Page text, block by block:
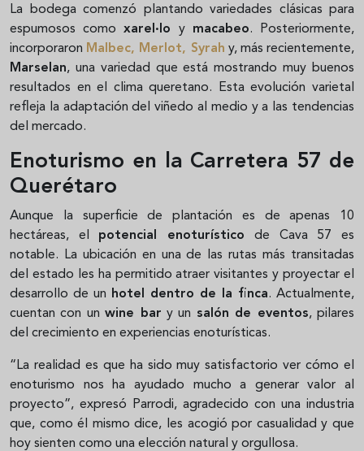
La bodega comenzó plantando variedades clásicas para
espumosos comoxarel·lo y macabeo. Posteriormente,
incorporaron Malbec, Merlot, Syrah y, más recientemente,
Marselan, una variedad que está mostrando muy buenos
resultados en el clima queretano. Esta evolución varietal
refleja la adaptación del viñedo al medio y a las tendencias
del mercado.
Enoturismo en la Carretera 57 de
Querétaro
Aunque la superficie de plantación es de apenas 10
hectáreas, el potencial enoturístico de Cava 57 es
notable. La ubicación en una de las rutas más transitadas
del estado les ha permitido atraer visitantes y proyectar el
desarrollo de un
hotel dentro de la finca. Actualmente,
cuentan con unwine bar y un salón de eventos, pilares
del crecimiento en experiencias enoturísticas.
“La realidad es que ha sido muy satisfactorio ver cómo el
enoturismo nos ha ayudado mucho a generar valor al
proyecto”, expresó Parrodi, agradecido con una industria
que, como él mismo dice, les acogió por casualidad y que
hoy sienten como una elección natural y orgullosa.